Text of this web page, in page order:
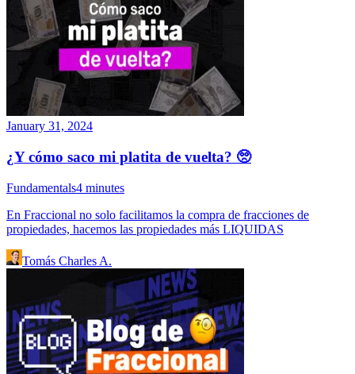
January 31, 2024
¿Y cómo saco mi platita de vuelta? 🥺
Fundamentals4 minutes
En Fraccional no solo facilitamos la compra de fracciones de
propiedades, hacemos las propiedades más LIQUIDAS
Tomás Charles A.